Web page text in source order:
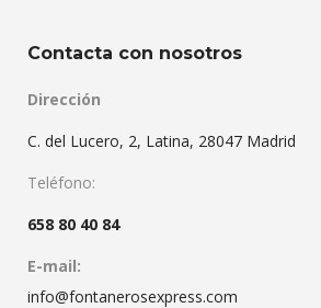
Contacta con nosotros
Dirección
C. del Lucero, 2, Latina, 28047 Madrid
Teléfono:
658 80 40 84
E-mail:
info@fontanerosexpress.com